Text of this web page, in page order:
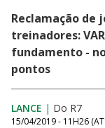
Reclamação de
treinadores:
fundamento -
pontos
LANCE | Do R7
15/04/2019 - 11H26